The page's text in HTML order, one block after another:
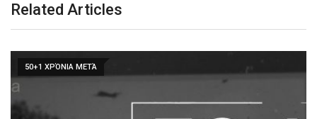
Related Articles
50+1 ΧΡΌΝΙΑ ΜΕΤΆ